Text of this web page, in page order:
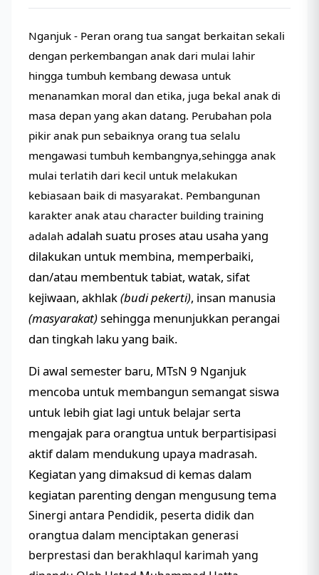
Nganjuk - Peran orang tua sangat berkaitan sekali
dengan perkembangan anak dari mulai lahir
hingga tumbuh kembang dewasa untuk
menanamkan moral dan etika, juga bekal anak di
masa depan yang akan datang. Perubahan pola
pikir anak pun sebaiknya orang tua selalu
mengawasi tumbuh kembangnya,sehingga anak
mulai terlatih dari kecil untuk melakukan
kebiasaan baik di masyarakat. Pembangunan
karakter anak atau character building training
adalah adalah suatu proses atau usaha yang
dilakukan untuk membina, memperbaiki,
dan/atau membentuk tabiat, watak, sifat
kejiwaan, akhlak(budi pekerti), insan manusia
(masyarakat)sehingga menunjukkan perangai
dan tingkah laku yang baik.
Di awal semester baru, MTsN 9 Nganjuk
mencoba untuk membangun semangat siswa
untuk lebih giat lagi untuk belajar serta
mengajak para orangtua untuk berpartisipasi
aktif dalam mendukung upaya madrasah.
Kegiatan yang dimaksud di kemas dalam
kegiatan parenting dengan mengusung tema
Sinergi antara Pendidik, peserta didik dan
orangtua dalam menciptakan generasi
berprestasi dan berakhlaqul karimah yang